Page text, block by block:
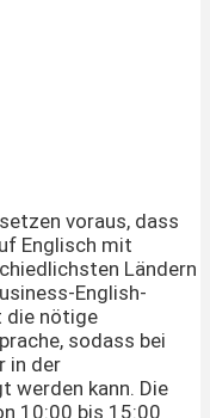
voraus, dass
Englisch mit
Ländern
English-
die nötige
sodass bei
in der
werden kann. Die
10:00 bis 15:00